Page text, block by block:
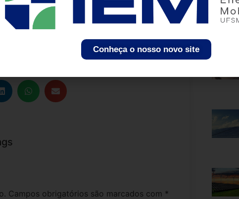
redução dos custos, uma vez que a
de vários protótipos; e na verificação do
permitindo a reavaliação sempre que
Campos obrigatórios são marcados com *
Conheça o nosso novo site